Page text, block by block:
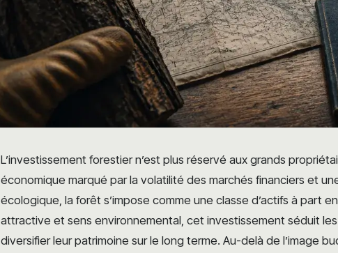
L’investissement forestier n’est plus réservé aux grands
économique marqué par la volatilité des marchés financiers et
écologique, la forêt s’impose comme une classe d’actifs à part
attractive et sens environnemental, cet investissement séduit
diversifier leur patrimoine sur le long terme. Au-delà de l’image